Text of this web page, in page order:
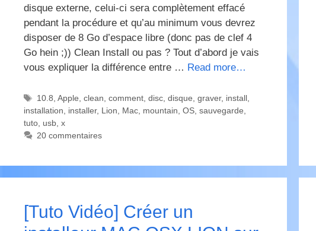
disque externe, celui-ci sera complètement effacé
pendant la procédure et qu’au minimum vous devrez
disposer de 8 Go d’espace libre (donc pas de clef 4
Go hein ;)) Clean Install ou pas ? Tout d’abord je vais
vous expliquer la différence entre … Read more…
Étiquettes
10.8 Apple clean comment, disc, disque graver, install,
installation
installer, Lion Mac mountain OS sauvegarde
tuto usb x
20 commentaires
[Tuto Vidéo] Créer un